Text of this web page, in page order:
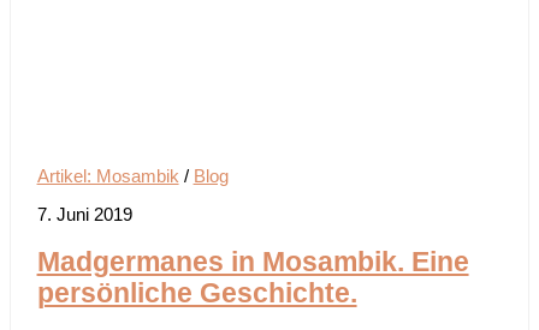
Artikel: Mosambik / Blog
7. Juni 2019
Madgermanes in Mosambik. Eine
persönliche Geschichte.